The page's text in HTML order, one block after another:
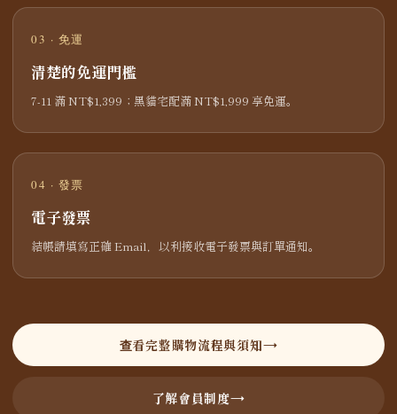
03 · 免運
清楚的免運門檻
7-11 滿 NT$1,399；黑貓宅配滿 NT$1,999 享免運。
04 · 發票
電子發票
結帳請填寫正確 Email，以利接收電子發票與訂單通知。
查看完整購物流程與須知
了解會員制度